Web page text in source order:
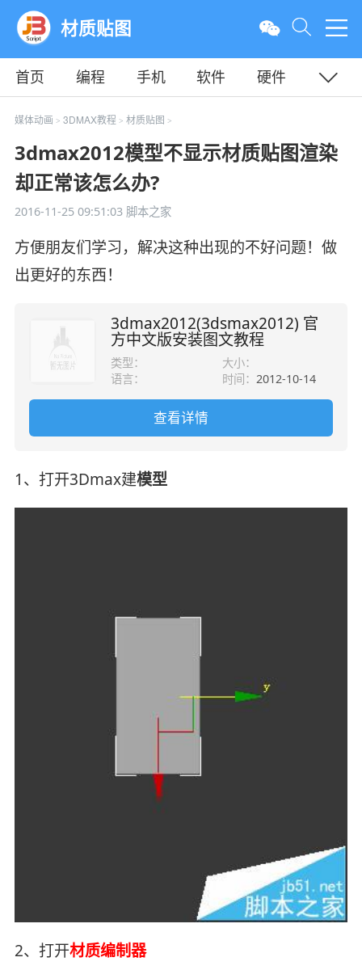
材质贴图
首页 编程 手机 软件
硬件
教程
平面 服务器
媒体动画 > 3DMAX教程 > 材质贴图 >
3dmax2012模型不显示材质贴图渲染
却正常该怎么办?
2016-11-25 09:51:03脚本之家
方便朋友们学习，解决这种出现的不好问题！做
出更好的东西！
3dmax2012(3dsmax2012) 官
方中文版安装图文教程
类型：
大小：
语言：
时间： 2012-10-14
查看详情
1、打开3Dmax建模型
2、打开材质编制器